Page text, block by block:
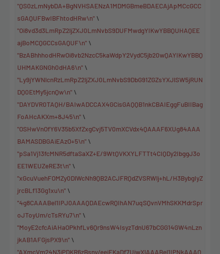
"QS0zLmNybDA+BgNVHSAENzA1MDMGBmeBDAECAjApMCcGCC
sGAQUFBwIBFhtodHRw\n" \
"Oi8vd3d3LmRpZ2ljZXJ0LmNvbS9DUFMwdgYIKwYBBQUHAQEE
ajBoMCQGCCsGAQUF\n" \
"BzABhhhodHRwOi8vb2NzcC5kaWdpY2VydC5jb20wQAYIKwYBBQ
UHMAKGNGh0dHA6\n" \
"Ly9jYWNlcnRzLmRpZ2ljZXJ0LmNvbS9DbG91ZGZsYXJlSW5jRUN
DQ0EtMy5jcnQw\n" \
"DAYDVR0TAQH/BAIwADCCAX4GCisGAQQB1nkCBAIEggFuBIIBag
FoAHcAKXm+8J45\n" \
"OSHwVnOfY6V35b5XfZxgCvj5TV0mXCVdx4QAAAF6XUg84AAA
BAMASDBGAiEAzO+5\n" \
"pSa1Vj13fcMNR5dftaSaXZ+E/9WtQVKXYLFTTt4CIQDy2IbggJ3o
EE1WEUZeRE3t\n" \
"xGcuVuehFOMZy0DlWcNh9QB2ACJFRQdZVSRWlj+hL/H3BybgIyZ
jrcBLf13Gg1xu\n" \
"4g8CAAABel1IPJ0AAAQDAEcwRQIhAN7uqSQvnVMhSKKMdrSpr
oJToyUm/cTsRYu7\n" \
"MoyE2cfcAiAHaOPkhfLv6Qr9nsW4IsyzTdnU67bCGG14GW4nLzn
jkAB1AFGjsPX9\n" \
"AXmcVm24N3iPDKR6zBsny/eeiEKaDf7UiwXlAAABel1IPNkAAAQ